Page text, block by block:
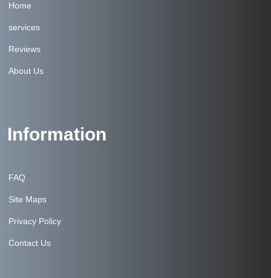
Home
services
Reviews
About Us
Information
FAQ
Site Maps
Privacy Policy
Contact Us